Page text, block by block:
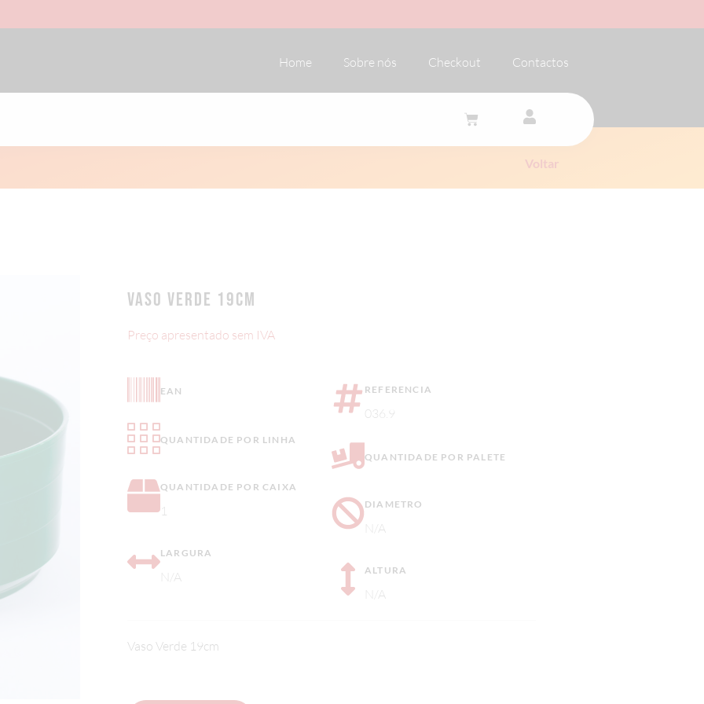
Home Sobre nós Checkout Contactos
Voltar
VASO VERDE 19CM
Preço apresentado sem IVA
EAN
QUANTIDADE POR LINHA
QUANTIDADE POR CAIXA
1
LARGURA
N/A
REFERENCIA
036.9
QUANTIDADE POR PALETE
DIAMETRO
N/A
ALTURA
N/A
Vaso Verde 19cm